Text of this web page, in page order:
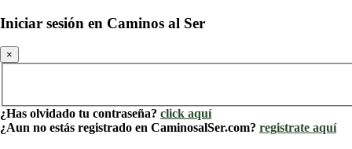
Iniciar sesión en Caminos al Ser
×
¿Has olvidado tu contraseña? click aquí
¿Aun no estás registrado en CaminosalSer.com? registrate aquí